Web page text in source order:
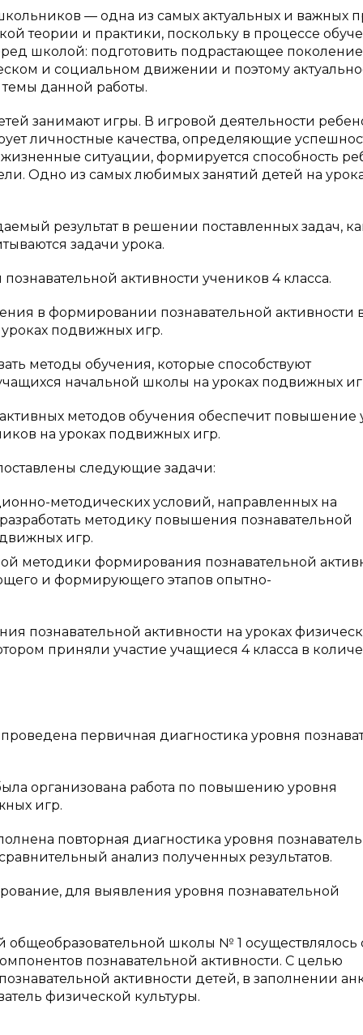
— одна из самых актуальных и важных
теории и практики, поскольку в процессе
школой: подготовить подрастающее
и социальном движении и поэтому
данной работы.
занимают игры. В игровой деятельности
личностные качества, определяющие
ситуации, формируется способность
Одно из самых любимых занятий детей на
результат в решении поставленных задач,
задачи урока.
активности учеников 4 класса.
в формировании познавательной активности
подвижных игр.
методы обучения, которые способствуют
начальной школы на уроках подвижных
методов обучения обеспечит повышение
на уроках подвижных игр.
следующие задачи:
методических условий, направленных на
методику повышения познавательной
игр.
методики формирования познавательной
и формирующего этапов опытно-
познавательной активности на уроках
приняли участие учащиеся 4 класса в
первичная диагностика уровня
организована работа по повышению уровня
игр.
повторная диагностика уровня
анализ полученных результатов.
для выявления уровня познавательной
школы № 1 осуществлялось
познавательной активности. С целью
активности детей, в заполнении
физической культуры.